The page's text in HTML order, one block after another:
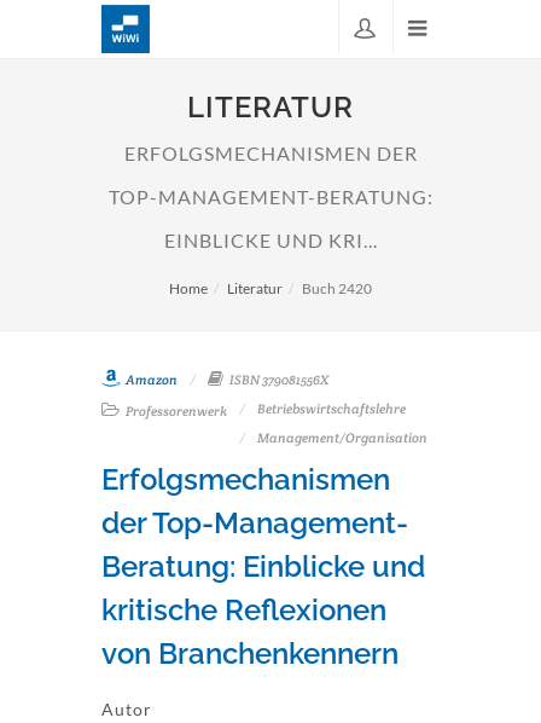
LITERATUR
ERFOLGSMECHANISMEN DER
TOP-MANAGEMENT-BERATUNG:
EINBLICKE UND KRI...
Home Literatur Buch 2420
Amazon
ISBN 379081556X
Professorenwerk
Betriebswirtschaftslehre
Management/Organisation
Erfolgsmechanismen
der Top-Management-
Beratung: Einblicke und
kritische Reflexionen
von Branchenkennern
Autor